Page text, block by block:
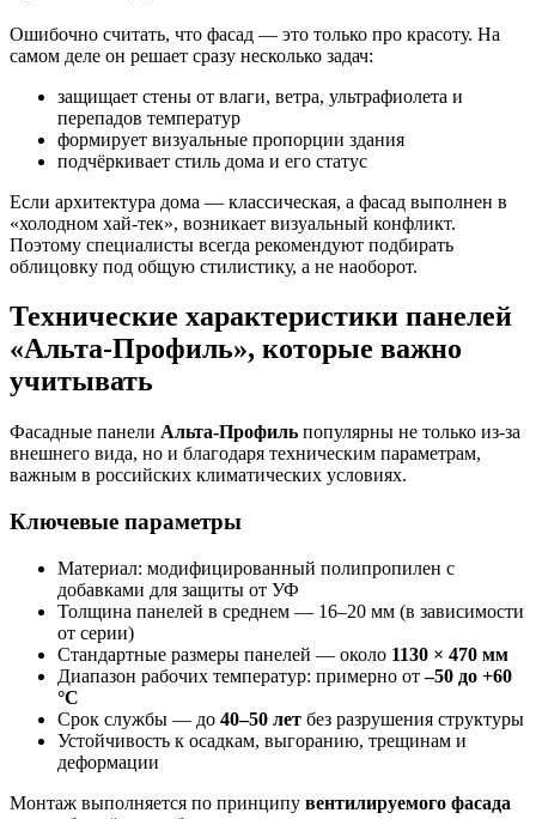
Ошибочно считать, что фасад — это только про красоту. На
самом деле он решает сразу несколько задач:
защищает стены от влаги, ветра, ультрафиолета и
перепадов температур
формирует визуальные пропорции здания
подчёркивает стиль дома и его статус
Если архитектура дома — классическая, а фасад выполнен в
«холодном хай-тек», возникает визуальный конфликт.
Поэтому специалисты всегда рекомендуют подбирать
облицовку под общую стилистику, а не наоборот.
Технические характеристики панелей
«Альта-Профиль», которые важно
учитывать
Фасадные панели Альта-Профиль популярны не только из-за
внешнего вида, но и благодаря техническим параметрам,
важным в российских климатических условиях.
Ключевые параметры
Материал: модифицированный полипропилен с
добавками для защиты от УФ
Толщина панелей в среднем — 16–20 мм (в зависимости
от серии)
Стандартные размеры панелей — около 1130 × 470 мм
Диапазон рабочих температур: примерно от–50 до +60
°C
Срок службы — до 40–50 лет без разрушения структуры
Устойчивость к осадкам, выгоранию, трещинам и
деформации
Монтаж выполняется по принципу вентилируемого фасада